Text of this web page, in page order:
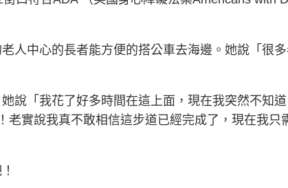
人中心的長者能方便的搭公車去海邊。她說「很
說「我花了好多時間在這上面，現在我突然不知
實說我真不敢相信這步道已經完成了，現在我只